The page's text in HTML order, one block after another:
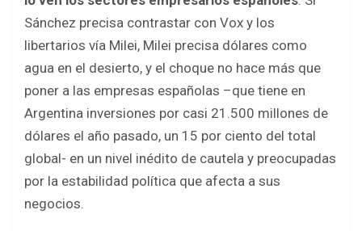
Sánchez precisa contrastar con Vox y los
libertarios vía Milei, Milei precisa dólares como
agua en el desierto, y el choque no hace más que
poner a las empresas españolas –que tiene en
Argentina inversiones por casi 21.500 millones de
dólares el año pasado, un 15 por ciento del total
global- en un nivel inédito de cautela y preocupadas
por la estabilidad política que afecta a sus
negocios.